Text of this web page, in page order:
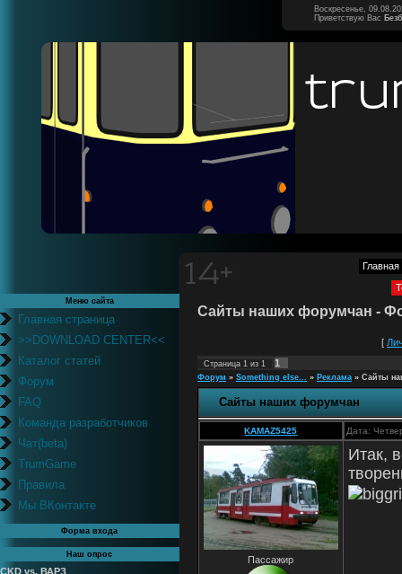
Воскресенье,
Приветствую Вас
Главная
Меню сайта
Главная страница
>>DOWNLOAD CENTER<<
Каталог статей
Форум
FAQ
Команда разработчиков
Чат(beta)
TrumGame
Правила
Мы ВКонтакте
Форма входа
Наш опрос
CKD vs. ВАРЗ
Сайты наших форумчан -
[
Страница 1 из 1 1
Форум » Something else... » Реклама » Сайты
Сайты наших форумчан
KAMAZ5425 Дата:
Пассажир
Итак,